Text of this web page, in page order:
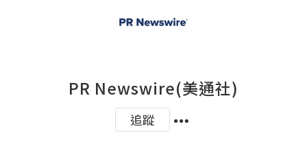
PR Newswire(美通社)
追蹤